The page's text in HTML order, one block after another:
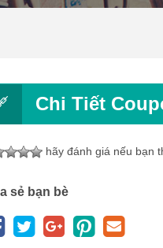
Chi Tiết
hãy đánh giá nếu bạn
sẻ bạn bè